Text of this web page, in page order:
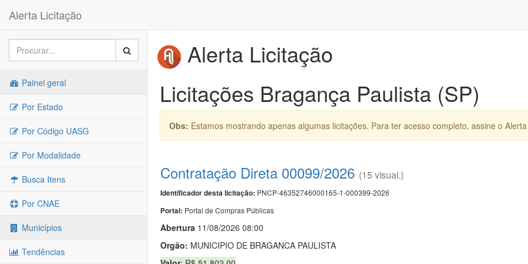
Alerta Licitação
Painel geral
Por Estado
Por Código UASG
Por Modalidade
Busca Itens
Por CNAE
Municípios
Tendências
Alerta Licitação
Licitações Bragança Paulista (SP)
Obs: Estamos mostrando apenas algumas licitações. Para ter acesso completo, assine o
Contratação Direta 00099/2026 (15 visual.)
Identificador desta licitação: PNCP-46352746000165-1-000399-2026
Portal: Portal de Compras Públicas
Abertura 11/08/2026 08:00
Orgão: MUNICIPIO DE BRAGANCA PAULISTA